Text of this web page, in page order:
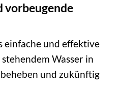
vorbeugende
einfache und effektive
Wasser in
und zukünftig